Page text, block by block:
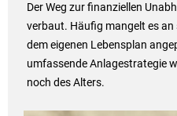
Der Weg zur finanziellen
verbaut. Häufig mangelt es
dem eigenen Lebensplan
umfassende Anlagestrategie
noch des Alters.